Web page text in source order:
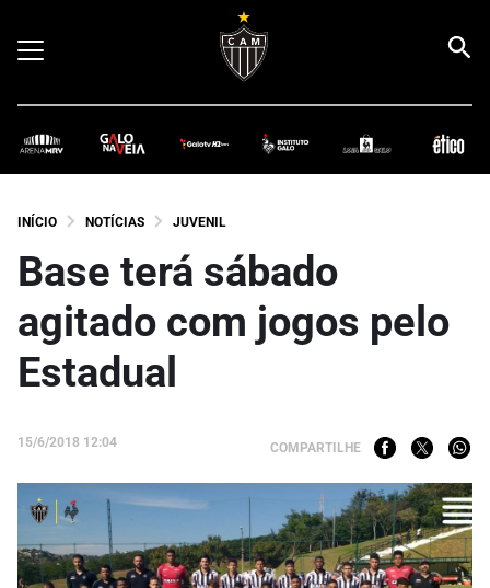
INÍCIO NOTÍCIAS JUVENIL
Base terá sábado
agitado com jogos pelo
Estadual
15/6/2018 12:04 COMPARTILHE